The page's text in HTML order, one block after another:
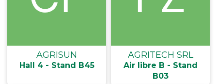
AGRISUN
Hall 4 - Stand B45
AGRITECH SRL
Air libre B - Stand
B03